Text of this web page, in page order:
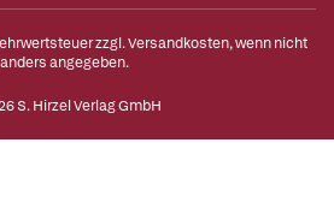
zzgl.Versandkosten, wenn nicht
anders angegeben.
S. Hirzel Verlag GmbH